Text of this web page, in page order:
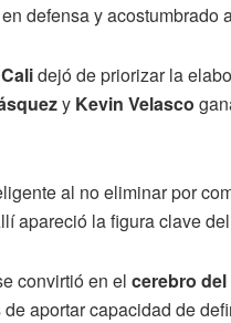
defensa y acostumbrado
dejó de priorizar la
y Kevin Velasco
al no eliminar por
apareció la figura clave
convirtió en el cerebro
aportar capacidad de